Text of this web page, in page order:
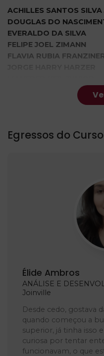
ACHILLES SANTOS SILVA
DOUGLAS DO
EVERALDO DA SILVA
FELIPE JOEL ZIMANN
FLAVIA RUBIA
MARA ISA BATTISTI
MAURICIO HENNING
Egressos do Curso
Élide Ambros
ANÁLISE E
Joinville
Desde cedo, gostava
quando começou a
superior, já tinha isso
curiosa por tentar
funcionavam, o que